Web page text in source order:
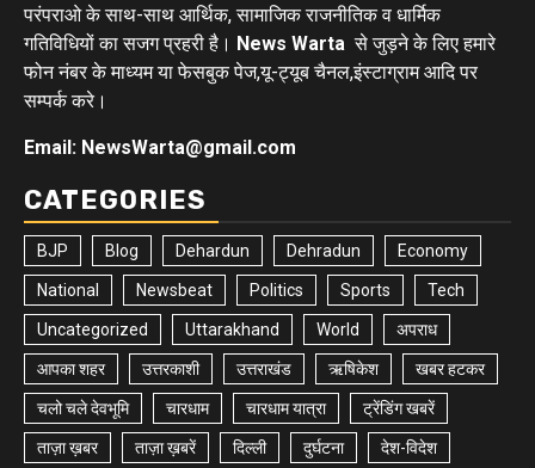
परंपराओ के साथ-साथ आर्थिक, सामाजिक राजनीतिक व धार्मिक
गतिविधियों का सजग प्रहरी है। News Warta से जुड़ने के लिए हमारे
फोन नंबर के माध्यम या फेसबुक पेज,यू-ट्यूब चैनल,इंस्टाग्राम आदि पर
सम्पर्क करे।
Email: NewsWarta@gmail.com
CATEGORIES
BJP Blog Dehardun Dehradun Economy
National Newsbeat Politics Sports Tech
Uncategorized Uttarakhand World अपराध
आपका शहर उत्तरकाशी उत्तराखंड ऋषिकेश खबर हटकर
चलो चले देवभूमि चारधाम चारधाम यात्रा ट्रेंडिंग खबरें
ताज़ा ख़बर ताज़ा ख़बरें दिल्ली दुर्घटना देश-विदेश